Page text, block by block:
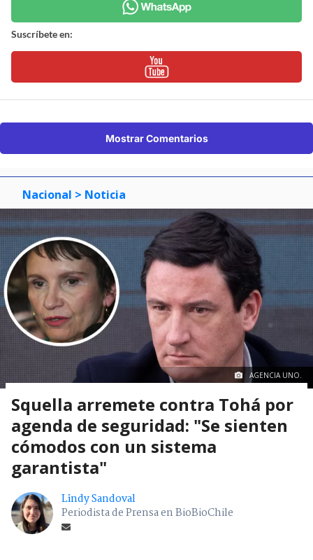
Suscríbete en:
Mostrar Comentarios
Nacional > Noticia
AGENCIA UNO.
Squella arremete contra Tohá por
agenda de seguridad: "Se sienten
cómodos con un sistema
garantista"
Lindy Sandoval
Periodista de Prensa en BioBioChile